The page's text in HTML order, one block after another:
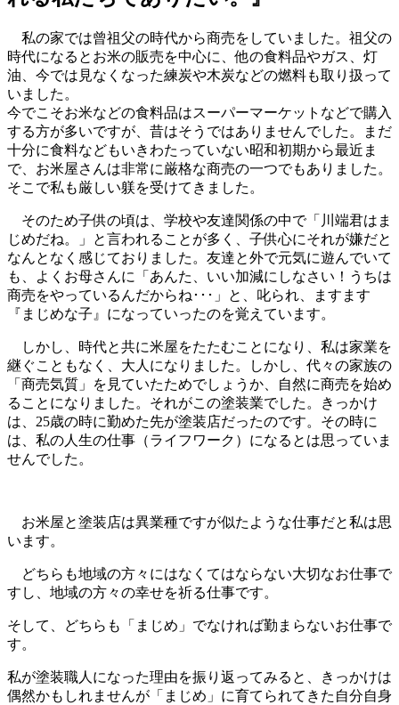
私の家では曾祖父の時代から商売をしていました。祖父の
時代になるとお米の販売を中心に、他の食料品やガス、灯
油、今では見なくなった練炭や木炭などの燃料も取り扱って
いました。
今でこそお米などの食料品はスーパーマーケットなどで購入
する方が多いですが、昔はそうではありませんでした。まだ
十分に食料などもいきわたっていない昭和初期から最近ま
で、お米屋さんは非常に厳格な商売の一つでもありました。
そこで私も厳しい躾を受けてきました。
そのため子供の頃は、学校や友達関係の中で「川端君はま
じめだね。」と言われることが多く、子供心にそれが嫌だと
なんとなく感じておりました。友達と外で元気に遊んでいて
も、よくお母さんに「あんた、いい加減にしなさい！うちは
商売をやっているんだからね･･･」と、叱られ、ますます
『まじめな子』になっていったのを覚えています。
しかし、時代と共に米屋をたたむことになり、私は家業を
継ぐこともなく、大人になりました。しかし、代々の家族の
「商売気質」を見ていたためでしょうか、自然に商売を始め
ることになりました。それがこの塗装業でした。きっかけ
は、25歳の時に勤めた先が塗装店だったのです。その時に
は、私の人生の仕事（ライフワーク）になるとは思っていま
せんでした。
お米屋と塗装店は異業種ですが似たような仕事だと私は思
います。
どちらも地域の方々にはなくてはならない大切なお仕事で
すし、地域の方々の幸せを祈る仕事です。
そして、どちらも「まじめ」でなければ勤まらないお仕事で
す。
私が塗装職人になった理由を振り返ってみると、きっかけは
偶然かもしれませんが「まじめ」に育てられてきた自分自身